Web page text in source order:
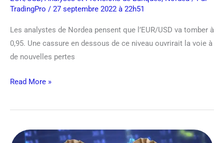
TradingPro / 27 septembre 2022 à 22h51
Les analystes de Nordea pensent que l’EUR/USD va tomber à
0,95. Une cassure en dessous de ce niveau ouvrirait la voie à
de nouvelles pertes
Read More »
L’USD/JPY